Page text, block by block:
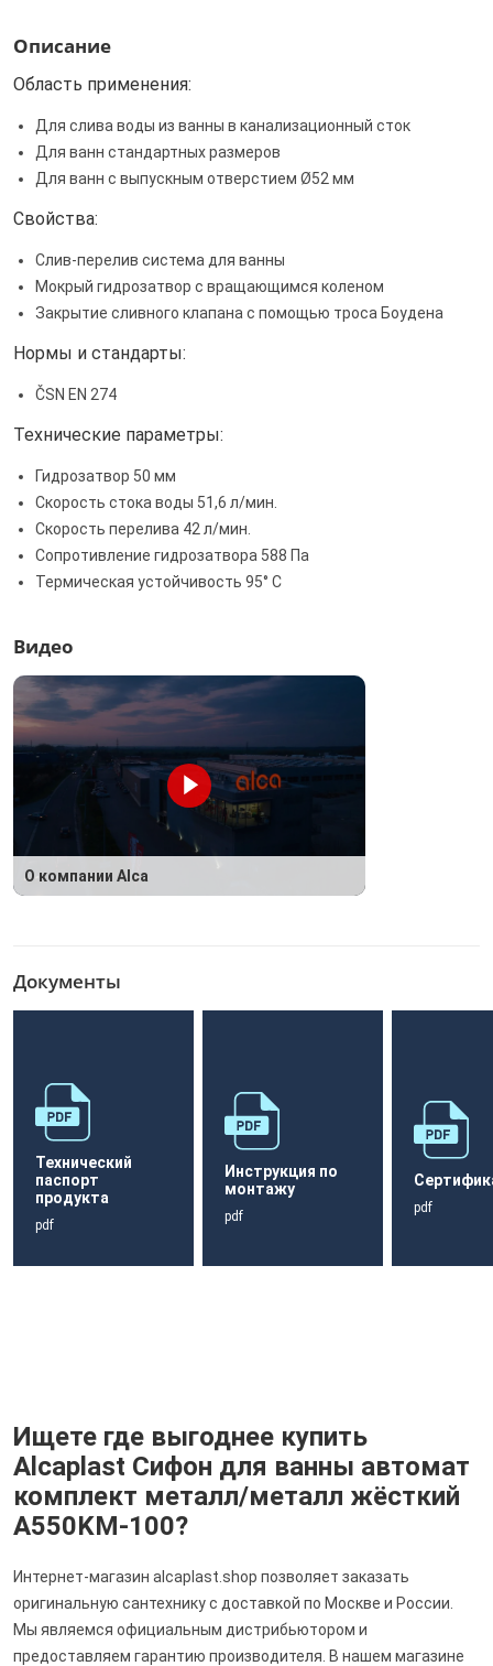
Описание
Область применения:
Для слива воды из ванны в канализационный сток
Для ванн стандартных размеров
Для ванн с выпускным отверстием Ø52 мм
Свойства:
Слив-перелив система для ванны
Мокрый гидрозатвор с вращающимся коленом
Закрытие сливного клапана с помощью троса Боудена
Нормы и стандарты:
ČSN EN 274
Технические параметры:
Гидрозатвор 50 мм
Скорость стока воды 51,6 л/мин.
Скорость перелива 42 л/мин.
Сопротивление гидрозатвора 588 Па
Термическая устойчивость 95° С
Видео
О компании Alca
Документы
Технический
паспорт
продукта
pdf
Инструкция по
монтажу
pdf
pdf
Ищете где выгоднее купить
Alcaplast Сифон для ванны автомат
комплект металл/металл жёсткий
A550KM-100?
Интернет-магазин alcaplast.shop позволяет заказать
оригинальную сантехнику с доставкой по Москве и России.
Мы являемся официальным дистрибьютором и
предоставляем гарантию производителя. В нашем магазине